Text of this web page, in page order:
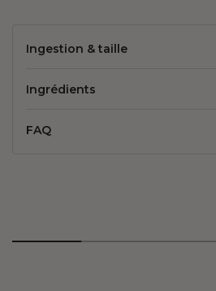
Ingestion & taille
Ingrédients
FAQ